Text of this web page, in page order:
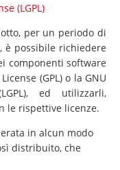
(LGPL)
per un periodo di
possibile richiedere
componenti software
(GPL) o la GNU
ed utilizzarli,
le rispettive licenze.
in alcun modo
distribuito, che